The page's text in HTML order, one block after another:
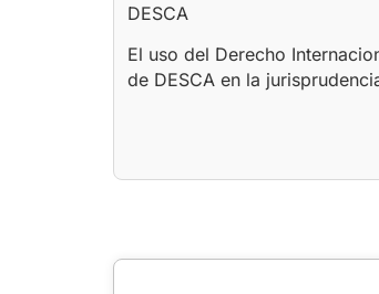
DESCA
El uso del Derecho
de DESCA en la